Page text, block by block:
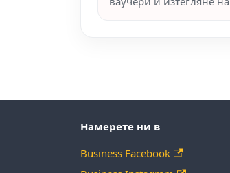
Намерете ни в
Business Facebook